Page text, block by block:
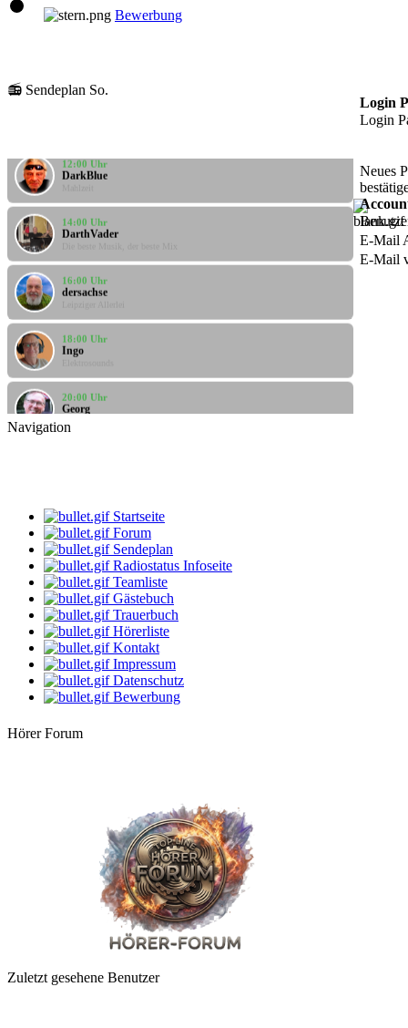
Bewerbung
📻 Sendeplan So.
10:00 Uhr
DarkBlue
Mahlzeit
DarthVader
Die beste Musik, der beste Mix
dersachse
Leipziger Allerlei
Ingo
Elektrosounds
Georg
Cool & Easy (Liedermacher & Singer-Songwri
DarkBlue
Mahlzeit
14:00 Uhr
DarthVader
Die beste Musik, der beste Mix
16:00 Uhr
dersachse
Leipziger Allerlei
18:00 Uhr
Ingo
Elektrosounds
20:00 Uhr
Navigation
Startseite
Forum
Sendeplan
Radiostatus Infoseite
Teamliste
Gästebuch
Trauerbuch
Hörerliste
Kontakt
Impressum
Datenschutz
Bewerbung
Hörer Forum
Zuletzt gesehene Benutzer
Login
Login
Neues
E-Mail
E-Mail